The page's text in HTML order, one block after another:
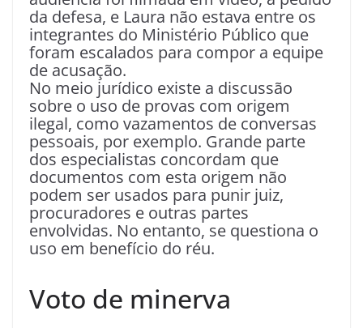
da defesa, e Laura não estava entre os
integrantes do Ministério Público que
foram escalados para compor a equipe
de acusação.
No meio jurídico existe a discussão
sobre o uso de provas com origem
ilegal, como vazamentos de conversas
pessoais, por exemplo. Grande parte
dos especialistas concordam que
documentos com esta origem não
podem ser usados para punir juiz,
procuradores e outras partes
envolvidas. No entanto, se questiona o
uso em benefício do réu.
Voto de minerva